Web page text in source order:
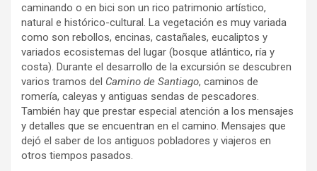
caminando o en bici son un rico patrimonio artístico,
natural e histórico-cultural. La vegetación es muy variada
como son rebollos, encinas, castañales, eucaliptos y
variados ecosistemas del lugar (bosque atlántico, ría y
costa). Durante el desarrollo de la excursión se descubren
varios tramos del Camino de Santiago, caminos de
romería, caleyas y antiguas sendas de pescadores.
También hay que prestar especial atención a los mensajes
y detalles que se encuentran en el camino. Mensajes que
dejó el saber de los antiguos pobladores y viajeros en
otros tiempos pasados.